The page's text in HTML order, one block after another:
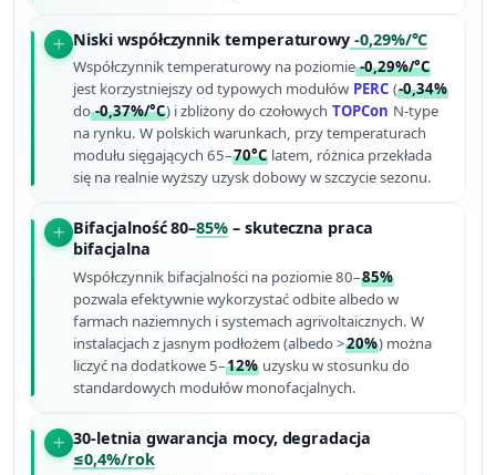
Niski współczynnik temperaturowy -0,29%/°C
Współczynnik temperaturowy na poziomie-0,29%/°C
jest korzystniejszy od typowych modułów PERC (-0,34%
do-0,37%/°C) i zbliżony do czołowych TOPCon N-type
na rynku. W polskich warunkach, przy temperaturach
modułu sięgających 65–70°C latem, różnica przekłada
się na realnie wyższy uzysk dobowy w szczycie sezonu.
Bifacjalność 80–85% – skuteczna praca
bifacjalna
Współczynnik bifacjalności na poziomie 80–85%
pozwala efektywnie wykorzystać odbite albedo w
farmach naziemnych i systemach agrivoltaicznych. W
instalacjach z jasnym podłożem (albedo >20%) można
liczyć na dodatkowe 5–12% uzysku w stosunku do
standardowych modułów monofacjalnych.
30-letnia gwarancja mocy, degradacja
≤0,4%/rok